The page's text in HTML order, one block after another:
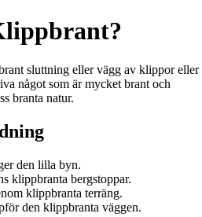
sluttning eller vägg av klippor eller
något som är mycket brant och
branta natur.
den lilla byn.
klippbranta bergstoppar.
klippbranta terräng.
den klippbranta väggen.